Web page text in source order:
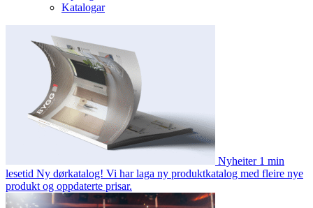
Katalogar
Nyheiter 1 min
lesetid Ny dørkatalog! Vi har laga ny produktkatalog med fleire nye
produkt og oppdaterte prisar.